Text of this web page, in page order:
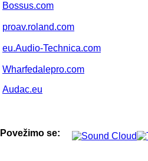
Bossus.com
proav.roland.com
eu.Audio-Technica.com
Wharfedalepro.com
Audac.eu
Povežimo se: